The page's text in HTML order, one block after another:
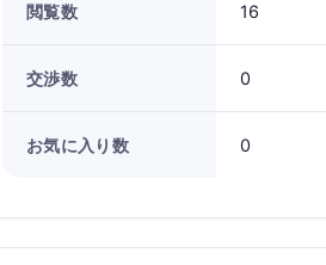
閲覧数 16
交渉数 0
お気に入り数 0